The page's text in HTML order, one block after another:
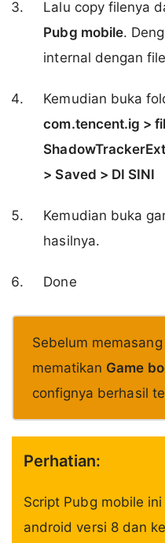
Lalu copy filenya
Pubg mobile.
internal dengan
Kemudian buka
com.tencent.ig >
> Saved > DI SINI
Kemudian buka
hasilnya.
Done
Sebelum
mematikan Game
confignya berhasil
Perhatian:
Script Pubg mobile
android versi 8 dan